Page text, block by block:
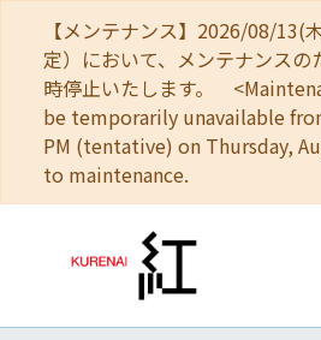
【メンテナンス】2026/08/13(
定）において、メンテナンス
時停止いたします。
be temporarily unavailable
PM (tentative) on Thursday,
to maintenance.